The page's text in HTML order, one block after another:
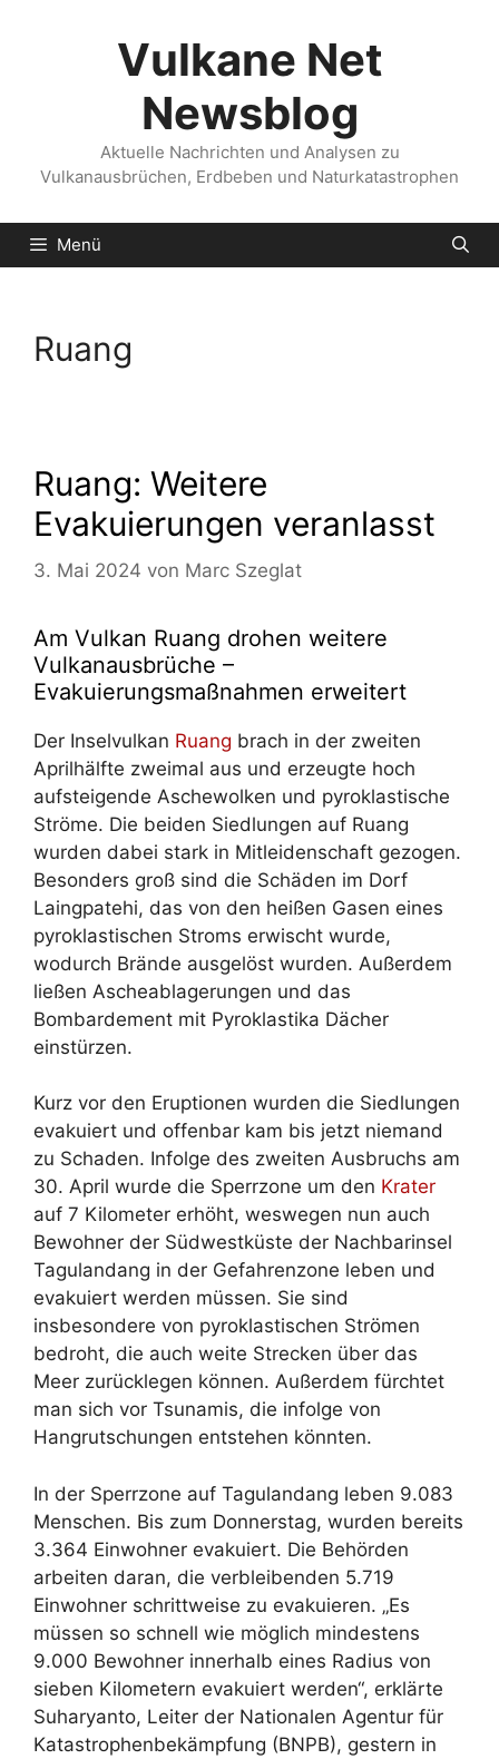
Vulkane Net
Newsblog
Aktuelle Nachrichten und Analysen zu
Vulkanausbrüchen, Erdbeben und Naturkatastrophen
Menü
Ruang
Ruang: Weitere
Evakuierungen veranlasst
3. Mai 2024 von Marc Szeglat
Am Vulkan Ruang drohen weitere
Vulkanausbrüche –
Evakuierungsmaßnahmen erweitert
Der Inselvulkan Ruang brach in der zweiten
Aprilhälfte zweimal aus und erzeugte hoch
aufsteigende Aschewolken und pyroklastische
Ströme. Die beiden Siedlungen auf Ruang
wurden dabei stark in Mitleidenschaft gezogen.
Besonders groß sind die Schäden im Dorf
Laingpatehi, das von den heißen Gasen eines
pyroklastischen Stroms erwischt wurde,
wodurch Brände ausgelöst wurden. Außerdem
ließen Ascheablagerungen und das
Bombardement mit Pyroklastika Dächer
einstürzen.
Kurz vor den Eruptionen wurden die Siedlungen
evakuiert und offenbar kam bis jetzt niemand
zu Schaden. Infolge des zweiten Ausbruchs am
30. April wurde die Sperrzone um den Krater
auf 7 Kilometer erhöht, weswegen nun auch
Bewohner der Südwestküste der Nachbarinsel
Tagulandang in der Gefahrenzone leben und
evakuiert werden müssen. Sie sind
insbesondere von pyroklastischen Strömen
bedroht, die auch weite Strecken über das
Meer zurücklegen können. Außerdem fürchtet
man sich vor Tsunamis, die infolge von
Hangrutschungen entstehen könnten.
In der Sperrzone auf Tagulandang leben 9.083
Menschen. Bis zum Donnerstag, wurden bereits
3.364 Einwohner evakuiert. Die Behörden
arbeiten daran, die verbleibenden 5.719
Einwohner schrittweise zu evakuieren. „Es
müssen so schnell wie möglich mindestens
9.000 Bewohner innerhalb eines Radius von
sieben Kilometern evakuiert werden“, erklärte
Suharyanto, Leiter der Nationalen Agentur für
Katastrophenbekämpfung (BNPB), gestern in